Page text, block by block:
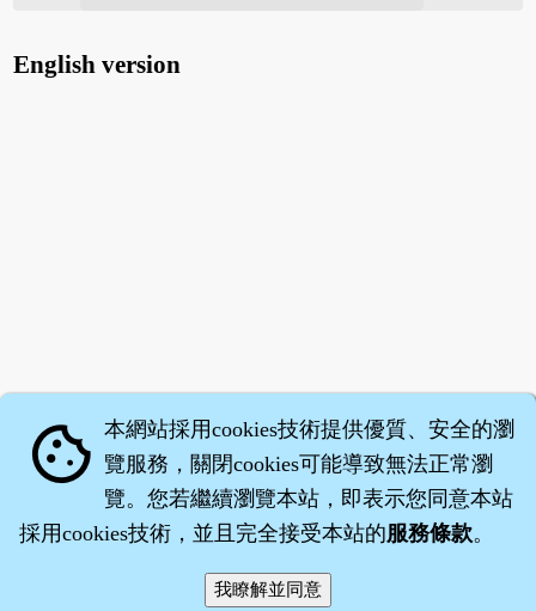
English version
‧沈藥子©2008～2026
cookie 本網站採用cookies技術提供優質、安全的瀏
覽服務，關閉cookies可能導致無法正常瀏
覽。您若繼續瀏覽本站，即表示您同意本站
採用cookies技術，並且完全接受本站的服務條款。